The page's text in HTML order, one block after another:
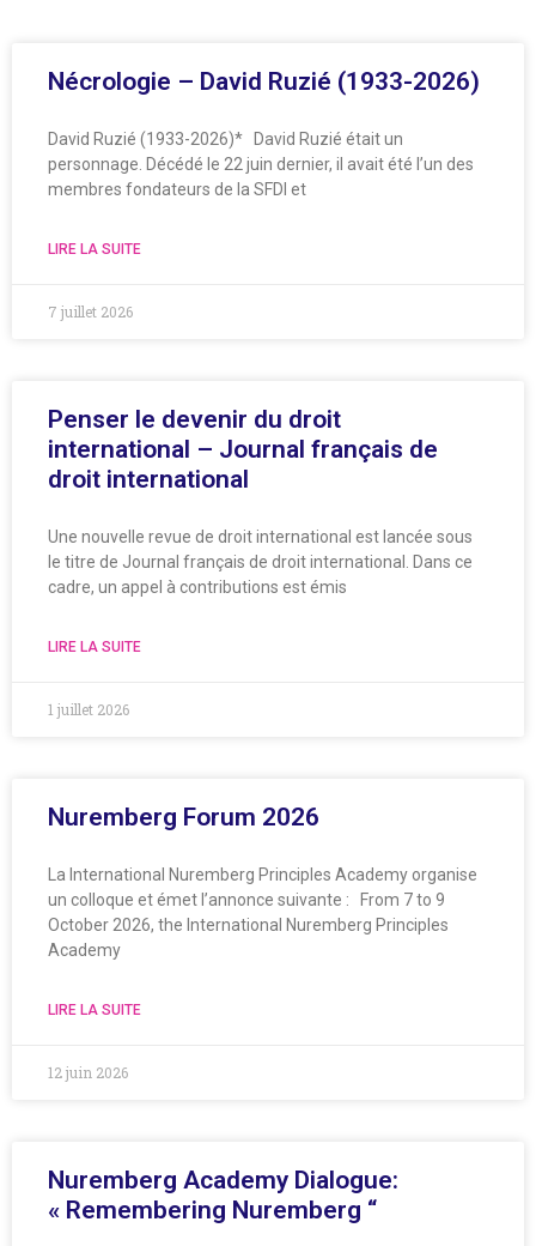
Nécrologie – David Ruzié (1933-2026)
David Ruzié (1933-2026)* David Ruzié était un
personnage. Décédé le 22 juin dernier, il avait été l’un des
membres fondateurs de la SFDI et
LIRE LA SUITE
7 juillet 2026
Penser le devenir du droit
international – Journal français de
droit international
Une nouvelle revue de droit international est lancée sous
le titre de Journal français de droit international. Dans ce
cadre, un appel à contributions est émis
LIRE LA SUITE
1 juillet 2026
Nuremberg Forum 2026
La International Nuremberg Principles Academy organise
un colloque et émet l’annonce suivante : From 7 to 9
October 2026, the International Nuremberg Principles
Academy
LIRE LA SUITE
12 juin 2026
Nuremberg Academy Dialogue:
« Remembering Nuremberg “